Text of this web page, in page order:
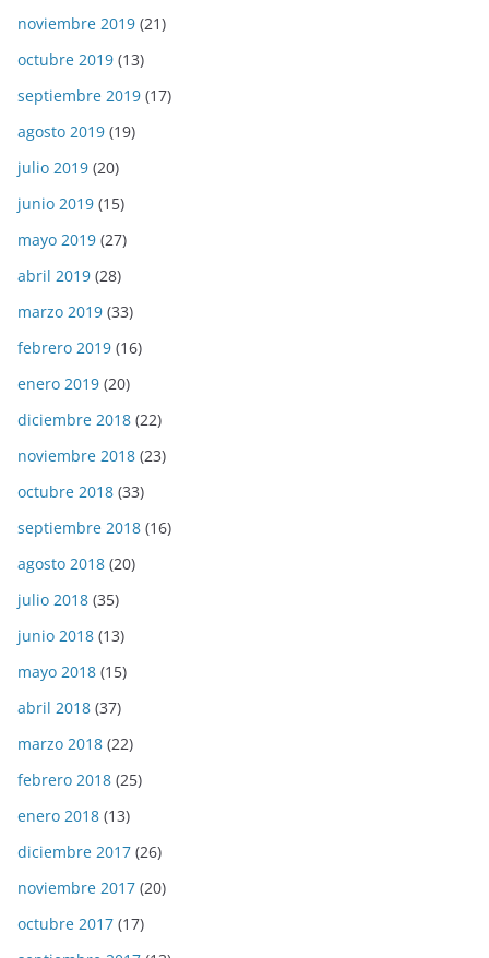
noviembre 2019 (21)
octubre 2019 (13)
septiembre 2019 (17)
agosto 2019 (19)
julio 2019 (20)
junio 2019 (15)
mayo 2019 (27)
abril 2019 (28)
marzo 2019 (33)
febrero 2019 (16)
enero 2019 (20)
diciembre 2018 (22)
noviembre 2018 (23)
octubre 2018 (33)
septiembre 2018 (16)
agosto 2018 (20)
julio 2018 (35)
junio 2018 (13)
mayo 2018 (15)
abril 2018 (37)
marzo 2018 (22)
febrero 2018 (25)
enero 2018 (13)
diciembre 2017 (26)
noviembre 2017 (20)
octubre 2017 (17)